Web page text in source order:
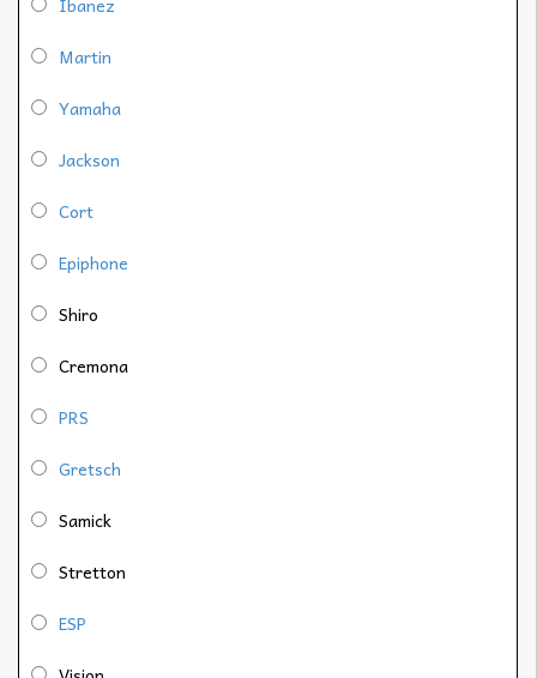
Martin
Yamaha
Jackson
Cort
Epiphone
Shiro
Cremona
PRS
Gretsch
Samick
Stretton
ESP